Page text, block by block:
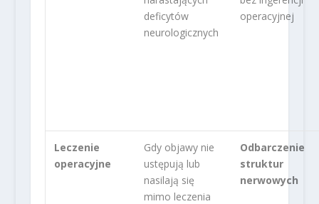
deficytów
neurologicznych
operacyjnej
Leczenie
operacyjne
Gdy objawy nie
ustępują lub
nasilają się
mimo leczenia
Odbarczenie
struktur
nerwowych